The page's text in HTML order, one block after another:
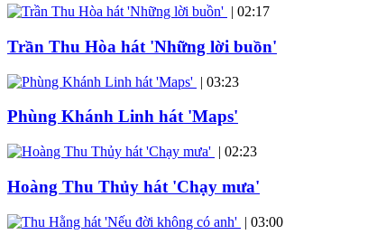
| 02:17
Trần Thu Hòa hát 'Những lời buồn'
| 03:23
Phùng Khánh Linh hát 'Maps'
| 02:23
Hoàng Thu Thủy hát 'Chạy mưa'
| 03:00